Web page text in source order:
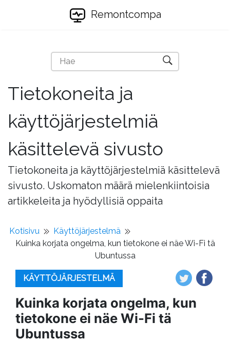
Remontcompa
Tietokoneita ja
käyttöjärjestelmiä
käsittelevä sivusto
Tietokoneita ja käyttöjärjestelmiä käsittelevä
sivusto. Uskomaton määrä mielenkiintoisia
artikkeleita ja hyödyllisiä oppaita
Kotisivu
Käyttöjärjestelmä
Kuinka korjata ongelma, kun tietokone ei näe Wi-Fi tä
Ubuntussa
KÄYTTÖJÄRJESTELMÄ
Kuinka korjata ongelma, kun
tietokone ei näe Wi-Fi tä
Ubuntussa